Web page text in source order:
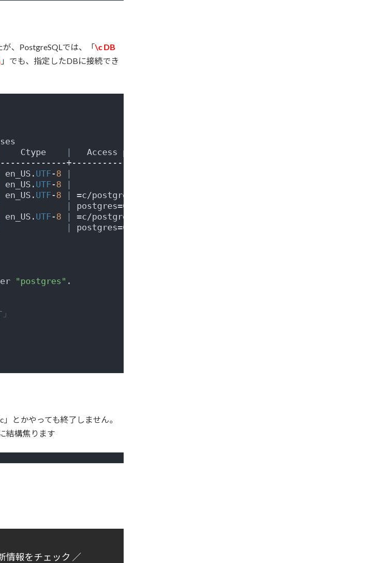
、PostgreSQLでは、「\c DB
」でも、指定したDBに接続でき
    Ctype
|
   Access privileges
+-----------------------
en_US. UTF-8
|
en_US. UTF-8
|
en_US. UTF-8 |
=c/postgres          +
|
postgres=CTc/postgres
en_US. UTF-8 |
=c/postgres          +
| postgres=CTc/
"postgres" .
とかやっても終了しません。
結構焦ります
情報をチェック ／